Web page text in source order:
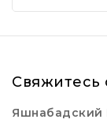
Свяжитесь
Яшнабадский